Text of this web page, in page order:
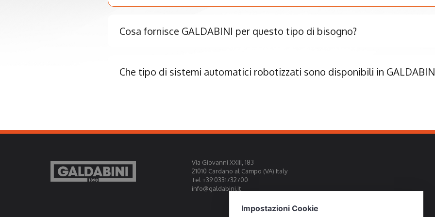
Cosa fornisce GALDABINI per questo tipo di bisogno?
Che tipo di sistemi automatici robotizzati sono disponibili in
Via Giovanni XXIII, 183
21010 Cardano al Campo (VA) Italy
Tel +39 0331732700
info@galdabini.it